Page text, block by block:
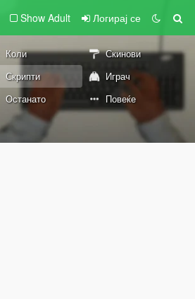
Show Adult Логирај се
Коли
Скинови
Скрипти
Играч
Останато Повеќе